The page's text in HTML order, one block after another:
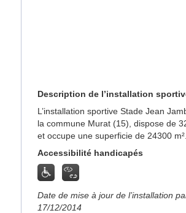
Description de l’installation
L’installation sportive Stade Jean
la commune Murat (15), dispose de
et occupe une superficie de 24300 m².
Accessibilité handicapés
Date de mise à jour de l’installation
17/12/2014